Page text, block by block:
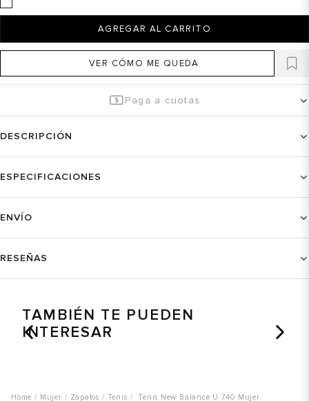
AGREGAR AL CARRITO
VER CÓMO ME QUEDA
Paga a cuotas
DESCRIPCIÓN
ESPECIFICACIONES
ENVÍO
RESEÑAS
TAMBIÉN TE PUEDEN
INTERESAR
Mujer Zapatos Tenis Tenis New Balance U 740 Mujer